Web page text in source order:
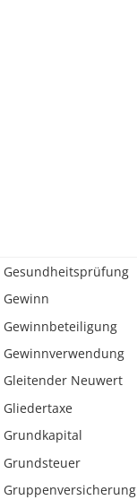
Gesundheitsprüfung
Gewinn
Gewinnbeteiligung
Gewinnverwendung
Gleitender Neuwert
Gliedertaxe
Grundkapital
Grundsteuer
Gruppenversicherung